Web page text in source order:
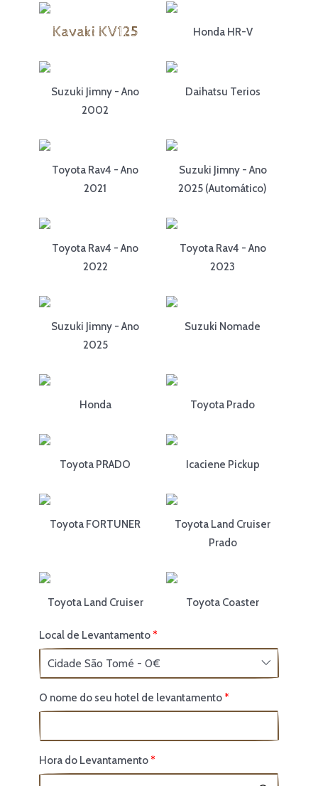
Kavaki KV125 Honda HR-V
Suzuki Jimny - Ano
2002
Daihatsu Terios
Toyota Rav4 - Ano
2021
Suzuki Jimny - Ano
2025 (Automático)
Toyota Rav4 - Ano
2022
Toyota Rav4 - Ano
2023
Suzuki Jimny - Ano
2025
Suzuki Nomade
Honda Toyota Prado
Toyota PRADO Icaciene Pickup
Toyota FORTUNER
Toyota Land Cruiser
Prado
Toyota Land Cruiser Toyota Coaster
Local de Levantamento
O nome do seu hotel de levantamento
Hora do Levantamento